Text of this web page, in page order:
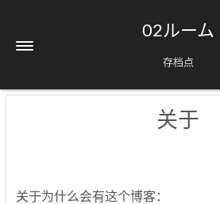
02ルーム
存档点
关于
关于为什么会有这个博客：